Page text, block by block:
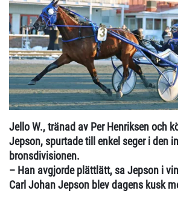
Jello W., tränad av Per Henriksen och
Jepson, spurtade till enkel seger i den
bronsdivisionen.
– Han avgjorde plättlätt, sa Jepson i
Carl Johan Jepson blev dagens kusk